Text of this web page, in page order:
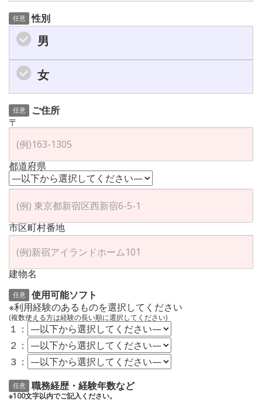
任意 性別
男
女
任意
ご住所
〒
都道府県
市区町村番地
建物名
任意
使用可能ソフト
※利用経験のあるものを選択してください
(複数使える方は経験の長い順に選択してください)
１：
２：
３：
任意 職務経歴・経験年数など
※100文字以内でご記入ください。